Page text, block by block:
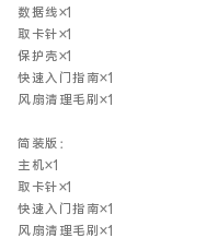
数据线×1
取卡针×1
保护壳×1
快速入门指南×1
风扇清理毛刷×1
简装版：
主机×1
取卡针×1
快速入门指南×1
风扇清理毛刷×1